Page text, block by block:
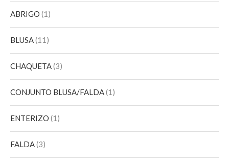
ABRIGO 1
BLUSA 11
CHAQUETA 3
CONJUNTO BLUSA/FALDA 1
ENTERIZO 1
FALDA 3